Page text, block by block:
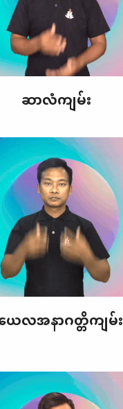
ဆာလံကျမ်း
ေလအနာဂတ္တိကျမ်း